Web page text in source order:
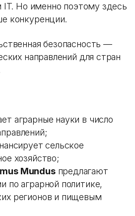
IT. Но именно поэтому здесь
конкуренции.
безопасность —
направлений для стран
аграрные науки в число
сельское
хозяйство;
Mundusпредлагают
по аграрной политике,
регионов и пищевым